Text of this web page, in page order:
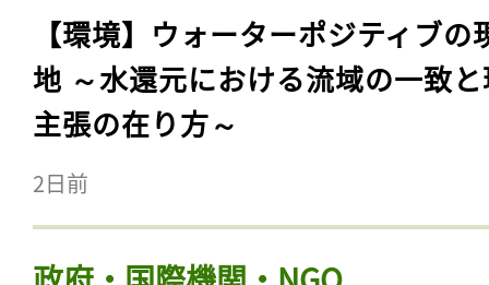
【環境】ウォーターポジティブの
地 ～水還元における流域の一致
主張の在り方～
2日前